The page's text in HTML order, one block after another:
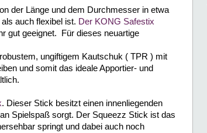
der Länge und dem Durchmesser in etwa
auch flexibel ist. Der KONG Safestix
gut geeignet. Für dieses neuartige
ungiftigem Kautschuk ( TPR ) mit
und somit das ideale Apportier- und
. Dieser Stick besitzt einen innenliegenden
Spielspaß sorgt. Der Squeezz Stick ist das
springt und dabei auch noch